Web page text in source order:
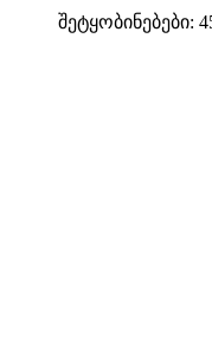
შეტყობინებები: